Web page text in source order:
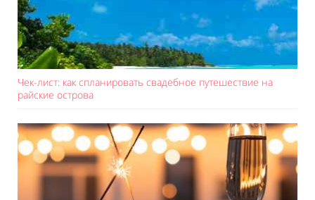
Чек-лист: как спланировать свадебное путешествие на
райские острова